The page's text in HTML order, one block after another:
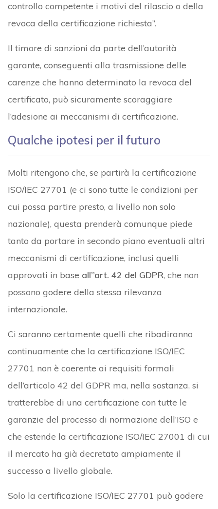
controllo competente i motivi del rilascio o della
revoca della certificazione richiesta”.
Il timore di sanzioni da parte dell’autorità
garante, conseguenti alla trasmissione delle
carenze che hanno determinato la revoca del
certificato, può sicuramente scoraggiare
l’adesione ai meccanismi di certificazione.
Qualche ipotesi per il futuro
Molti ritengono che, se partirà la certificazione
ISO/IEC 27701 (e ci sono tutte le condizioni per
cui possa partire presto, a livello non solo
nazionale), questa prenderà comunque piede
tanto da portare in secondo piano eventuali altri
meccanismi di certificazione, inclusi quelli
approvati in base all’’art. 42 del GDPR, che non
possono godere della stessa rilevanza
internazionale.
Ci saranno certamente quelli che ribadiranno
continuamente che la certificazione ISO/IEC
27701 non è coerente ai requisiti formali
dell’articolo 42 del GDPR ma, nella sostanza, si
tratterebbe di una certificazione con tutte le
garanzie del processo di normazione dell’ISO e
che estende la certificazione ISO/IEC 27001 di cui
il mercato ha già decretato ampiamente il
successo a livello globale.
Solo la certificazione ISO/IEC 27701 può godere